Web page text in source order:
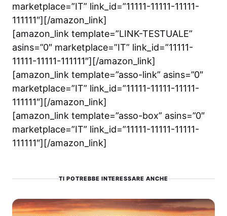
marketplace=”IT” link_id=”11111-11111-11111-
111111″][/amazon_link]
[amazon_link template=”LINK-TESTUALE”
asins=”0″ marketplace=”IT” link_id=”11111-
11111-11111-111111″][/amazon_link]
[amazon_link template=”asso-link” asins=”0″
marketplace=”IT” link_id=”11111-11111-11111-
111111″][/amazon_link]
[amazon_link template=”asso-box” asins=”0″
marketplace=”IT” link_id=”11111-11111-11111-
111111″][/amazon_link]
TI POTREBBE INTERESSARE ANCHE